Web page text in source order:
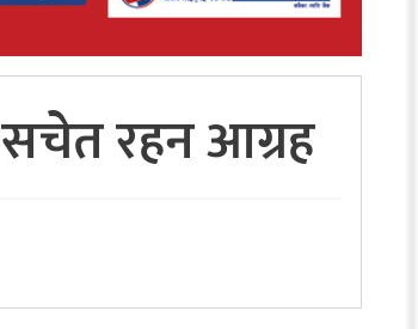
सचेत रहन आग्रह